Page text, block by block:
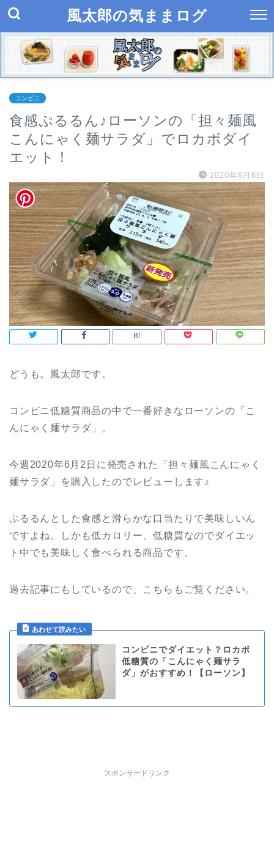
風太郎の気ままログ
コンビニ
食感ぷるるん♪ローソンの「担々麺風
こんにゃく麺サラダ」でロカボダイ
エット！
2020年6月6日
どうも。風太郎です。
コンビニ低糖質商品の中で一番好きなローソンの「こ
んにゃく麺サラダ」。
今週2020年6月2日に発売された「担々麺風こんにゃく
麺サラダ」を購入したのでレビューします♪
ぷるるんとした食感と滑らかな口当たりで美味しいん
ですよね。しかも低カロリー、低糖質なのでダイエッ
ト中でも美味しく食べられる商品です。
過去記事にもしているので、こちらもご覧ください。
コンビニでダイエット？ロカボ
低糖質の「こんにゃく麺サラ
ダ」がおすすめ！【ローソン】
スポンサードリンク